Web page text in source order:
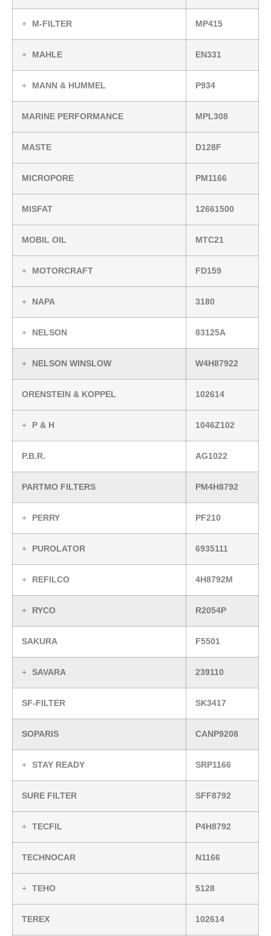
M-FILTER MP415
MAHLE EN331
MANN & HUMMEL P934
MARINE PERFORMANCE MPL308
MASTE D128F
MICROPORE PM1166
MISFAT 12661500
MOBIL OIL MTC21
MOTORCRAFT FD159
NAPA 3180
NELSON 83125A
NELSON WINSLOW W4H87922
ORENSTEIN & KOPPEL 102614
P & H 1046Z102
P.B.R. AG1022
PARTMO FILTERS PM4H8792
PERRY PF210
PUROLATOR 6935111
REFILCO 4H8792M
RYCO R2054P
SAKURA F5501
SAVARA 239110
SF-FILTER SK3417
SOPARIS CANP9208
STAY READY SRP1166
SURE FILTER SFF8792
TECFIL P4H8792
TECHNOCAR N1166
TEHO 5128
TEREX 102614